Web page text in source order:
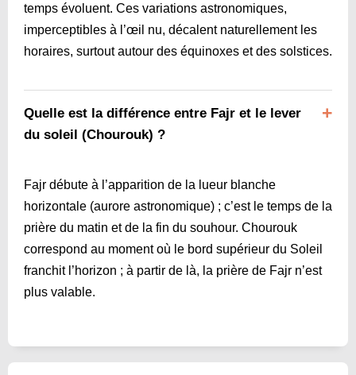
temps évoluent. Ces variations astronomiques,
imperceptibles à l’œil nu, décalent naturellement les
horaires, surtout autour des équinoxes et des solstices.
Quelle est la différence entre Fajr et le lever
du soleil (Chourouk) ?
Fajr débute à l’apparition de la lueur blanche
horizontale (aurore astronomique) ; c’est le temps de la
prière du matin et de la fin du souhour. Chourouk
correspond au moment où le bord supérieur du Soleil
franchit l’horizon ; à partir de là, la prière de Fajr n’est
plus valable.